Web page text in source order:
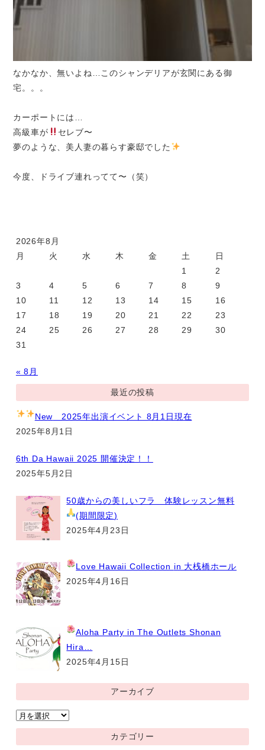
なかなか、無いよね…このシャンデリアが玄関にある御
宅。。。
カーポートには…
高級車が
セレブ〜
夢のような、美人妻の暮らす豪邸でした
今度、ドライブ連れってて〜（笑）
2026年8月
月
火 水 木 金 土
日
1
2
3
4 5 6 7 8
9
10
11 12 13 14 15
16
17
18 19 20 21 22
23
24
25 26 27 28 29
30
31
« 8月
最近の投稿
New 2025年出演イベント 8月1日現在
2025年8月1日
6th Da Hawaii 2025 開催決定！！
2025年5月2日
50歳からの美しいフラ 体験レッスン無料
(期間限定)
2025年4月23日
Love Hawaii Collection in 大桟橋ホール
2025年4月16日
Aloha Party in The Outlets Shonan
Hira…
2025年4月15日
アーカイブ
ア
ー
カ
カテゴリー